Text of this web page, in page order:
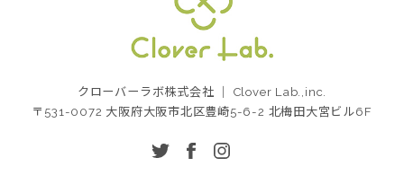
会社
クローバーラボ株式会社 ｜ Clover Lab.,inc.
〒531-0072 大阪府大阪市北区豊崎5-6-2 北梅田大宮ビル6F